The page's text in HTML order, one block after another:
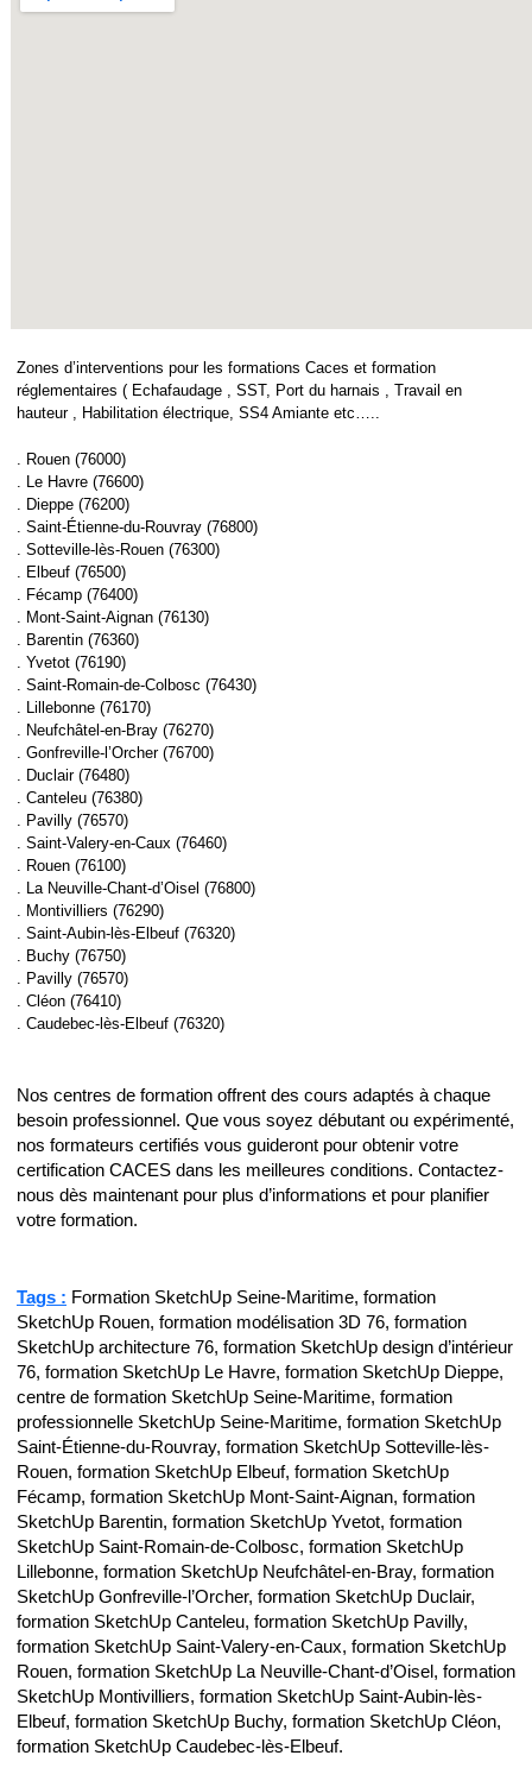
Zones d’interventions pour les formations Caces et formation
réglementaires ( Echafaudage , SST, Port du harnais , Travail en
hauteur , Habilitation électrique, SS4 Amiante etc…..
. Rouen (76000)
. Le Havre (76600)
. Dieppe (76200)
. Saint-Étienne-du-Rouvray (76800)
. Sotteville-lès-Rouen (76300)
. Elbeuf (76500)
. Fécamp (76400)
. Mont-Saint-Aignan (76130)
. Barentin (76360)
. Yvetot (76190)
. Saint-Romain-de-Colbosc (76430)
. Lillebonne (76170)
. Neufchâtel-en-Bray (76270)
. Gonfreville-l’Orcher (76700)
. Duclair (76480)
. Canteleu (76380)
. Pavilly (76570)
. Saint-Valery-en-Caux (76460)
. Rouen (76100)
. La Neuville-Chant-d’Oisel (76800)
. Montivilliers (76290)
. Saint-Aubin-lès-Elbeuf (76320)
. Buchy (76750)
. Pavilly (76570)
. Cléon (76410)
. Caudebec-lès-Elbeuf (76320)
Nos centres de formation offrent des cours adaptés à chaque
besoin professionnel. Que vous soyez débutant ou expérimenté,
nos formateurs certifiés vous guideront pour obtenir votre
certification CACES dans les meilleures conditions. Contactez-
nous dès maintenant pour plus d’informations et pour planifier
votre formation.
Tags : Formation SketchUp Seine-Maritime, formation
SketchUp Rouen, formation modélisation 3D 76, formation
SketchUp architecture 76, formation SketchUp design d’intérieur
76, formation SketchUp Le Havre, formation SketchUp Dieppe,
centre de formation SketchUp Seine-Maritime, formation
professionnelle SketchUp Seine-Maritime, formation SketchUp
Saint-Étienne-du-Rouvray, formation SketchUp Sotteville-lès-
Rouen, formation SketchUp Elbeuf, formation SketchUp
Fécamp, formation SketchUp Mont-Saint-Aignan, formation
SketchUp Barentin, formation SketchUp Yvetot, formation
SketchUp Saint-Romain-de-Colbosc, formation SketchUp
Lillebonne, formation SketchUp Neufchâtel-en-Bray, formation
SketchUp Gonfreville-l’Orcher, formation SketchUp Duclair,
formation SketchUp Canteleu, formation SketchUp Pavilly,
formation SketchUp Saint-Valery-en-Caux, formation SketchUp
Rouen, formation SketchUp La Neuville-Chant-d’Oisel, formation
SketchUp Montivilliers, formation SketchUp Saint-Aubin-lès-
Elbeuf, formation SketchUp Buchy, formation SketchUp Cléon,
formation SketchUp Caudebec-lès-Elbeuf.